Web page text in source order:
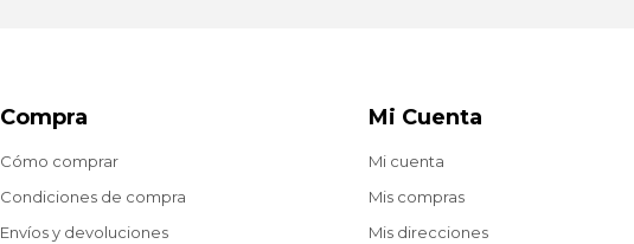
Compra
Cómo comprar
Condiciones de compra
Envíos y devoluciones
Mi Cuenta
Mi cuenta
Mis compras
Mis direcciones